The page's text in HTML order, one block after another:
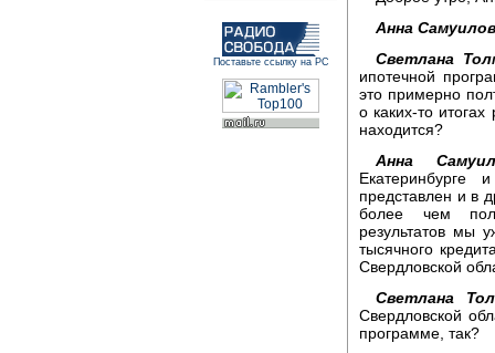
Поставьте ссылку на РС
Анна
Светлана
ипотечной
это примерно
о каких-то
находится?
Анна
представлен и в
более чем
результатов мы
тысячного
Свердловской
Светлана
Свердловской
программе, так?